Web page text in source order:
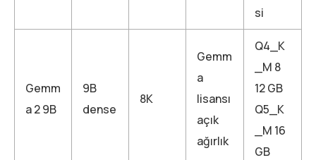
si
Gemm
a 2 9B
9B
dense
8K
Gemm
a
lisansı
açık
ağırlık
Q4_K
_M 8
12 GB
Q5_K
_M 16
GB